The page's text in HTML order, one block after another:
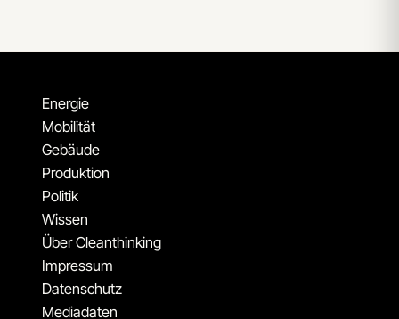
Energie
Mobilität
Gebäude
Produktion
Politik
Wissen
Über Cleanthinking
Impressum
Datenschutz
Mediadaten